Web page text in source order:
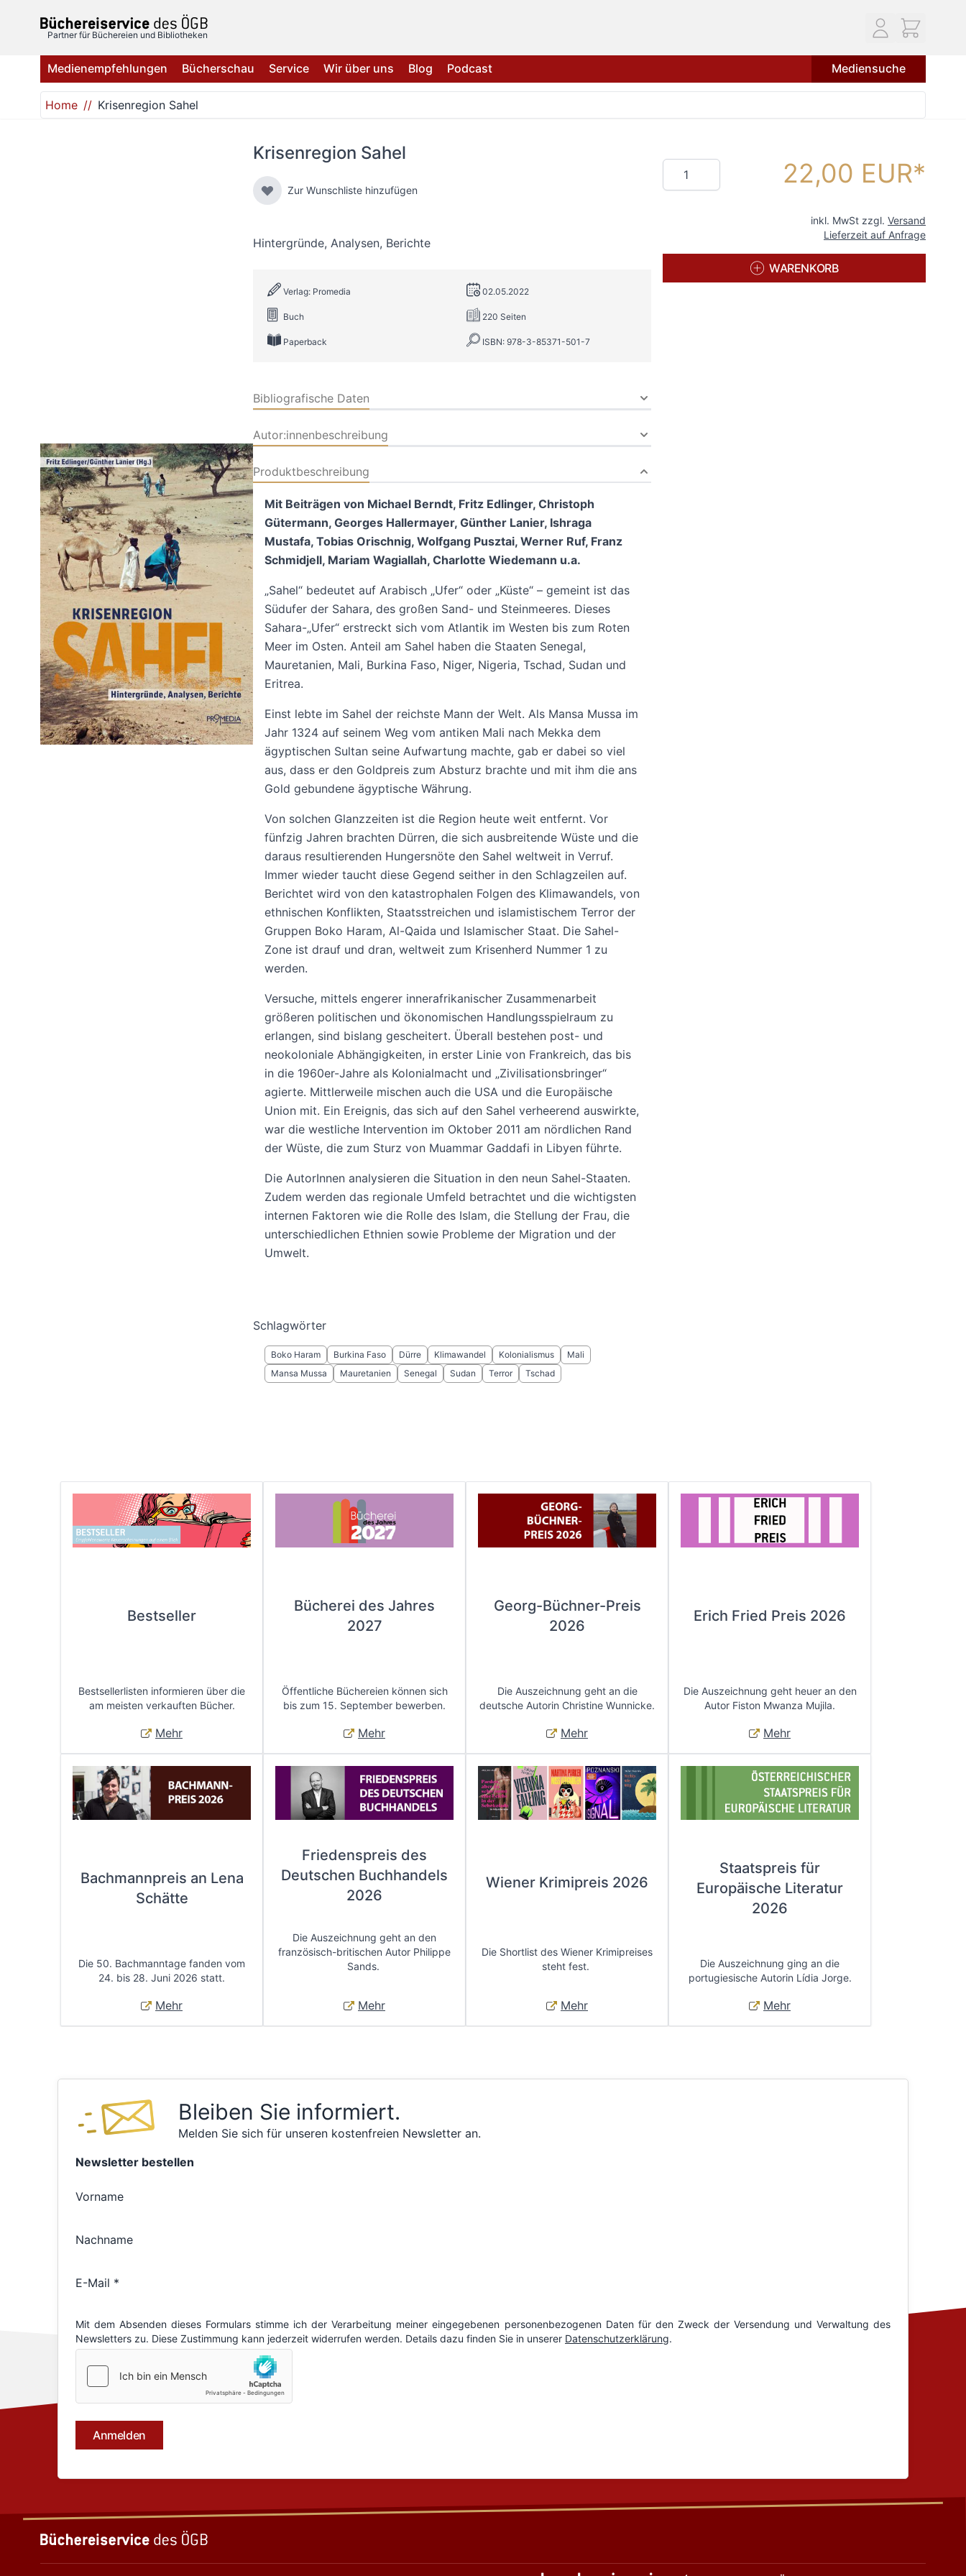
Partner für Büchereien und Bibliotheken
Medienempfehlungen Bücherschau Service Wir über uns Blog Podcast Mediensuche
Home Krisenregion Sahel
Krisenregion Sahel
Zur Wunschliste hinzufügen
Hintergründe, Analysen, Berichte
Verlag: Promedia 02.05.2022
Buch 220 Seiten
Paperback ISBN: 978-3-85371-501-7
Bibliografische Daten
Autor:innenbeschreibung
Produktbeschreibung
Mit Beiträgen von Michael Berndt, Fritz Edlinger, Christoph
Gütermann, Georges Hallermayer, Günther Lanier, Ishraga
Mustafa, Tobias Orischnig, Wolfgang Pusztai, Werner Ruf, Franz
Schmidjell, Mariam Wagiallah, Charlotte Wiedemann u.a.
„Sahel“ bedeutet auf Arabisch „Ufer“ oder „Küste“ – gemeint ist das
Südufer der Sahara, des großen Sand- und Steinmeeres. Dieses
Sahara-„Ufer“ erstreckt sich vom Atlantik im Westen bis zum Roten
Meer im Osten. Anteil am Sahel haben die Staaten Senegal,
Mauretanien, Mali, Burkina Faso, Niger, Nigeria, Tschad, Sudan und
Eritrea.
Einst lebte im Sahel der reichste Mann der Welt. Als Mansa Mussa im
Jahr 1324 auf seinem Weg vom antiken Mali nach Mekka dem
ägyptischen Sultan seine Aufwartung machte, gab er dabei so viel
aus, dass er den Goldpreis zum Absturz brachte und mit ihm die ans
Gold gebundene ägyptische Währung.
Von solchen Glanzzeiten ist die Region heute weit entfernt. Vor
fünfzig Jahren brachten Dürren, die sich ausbreitende Wüste und die
daraus resultierenden Hungersnöte den Sahel weltweit in Verruf.
Immer wieder taucht diese Gegend seither in den Schlagzeilen auf.
Berichtet wird von den katastrophalen Folgen des Klimawandels, von
ethnischen Konflikten, Staatsstreichen und islamistischem Terror der
Gruppen Boko Haram, Al-Qaida und Islamischer Staat. Die Sahel-
Zone ist drauf und dran, weltweit zum Krisenherd Nummer 1 zu
werden.
Versuche, mittels engerer innerafrikanischer Zusammenarbeit
größeren politischen und ökonomischen Handlungsspielraum zu
erlangen, sind bislang gescheitert. Überall bestehen post- und
neokoloniale Abhängigkeiten, in erster Linie von Frankreich, das bis
in die 1960er-Jahre als Kolonialmacht und „Zivilisationsbringer“
agierte. Mittlerweile mischen auch die USA und die Europäische
Union mit. Ein Ereignis, das sich auf den Sahel verheerend auswirkte,
war die westliche Intervention im Oktober 2011 am nördlichen Rand
der Wüste, die zum Sturz von Muammar Gaddafi in Libyen führte.
Die AutorInnen analysieren die Situation in den neun Sahel-Staaten.
Zudem werden das regionale Umfeld betrachtet und die wichtigsten
internen Faktoren wie die Rolle des Islam, die Stellung der Frau, die
unterschiedlichen Ethnien sowie Probleme der Migration und der
Umwelt.
Schlagwörter
Boko Haram Burkina Faso Dürre Klimawandel Kolonialismus
Mali
Mansa Mussa
Mauretanien Senegal Sudan Terror Tschad
Menge 22,00 EUR
inkl. MwSt zzgl. Versand
Lieferzeit auf Anfrage
WARENKORB
Bestseller
Bestsellerlisten informieren über die
am meisten verkauften Bücher.
Mehr
Bücherei des Jahres
2027
Öffentliche Büchereien können sich
bis zum 15. September bewerben.
Mehr
Georg-Büchner-Preis
2026
Die Auszeichnung geht an die
deutsche Autorin Christine Wunnicke.
Mehr
Erich Fried Preis 2026
Die Auszeichnung geht heuer an den
Autor Fiston Mwanza Mujila.
Mehr
Bachmannpreis an Lena
Schätte
Die 50. Bachmanntage fanden vom
24. bis 28. Juni 2026 statt.
Mehr
Friedenspreis des
Deutschen Buchhandels
2026
Die Auszeichnung geht an den
französisch-britischen Autor Philippe
Sands.
Mehr
Wiener Krimipreis 2026
Die Shortlist des Wiener Krimipreises
steht fest.
Mehr
Staatspreis für
Europäische Literatur
2026
Die Auszeichnung ging an die
portugiesische Autorin Lídia Jorge.
Mehr
Bleiben Sie informiert.
Melden Sie sich für unseren kostenfreien Newsletter an.